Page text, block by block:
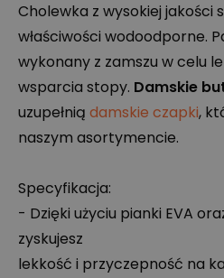
Cholewka z wysokiej jakości
właściwości wodoodporne.
wykonany z zamszu w celu
wsparcia stopy. Damskie
uzupełnią damskie czapki,
naszym asortymencie.
Specyfikacja:
- Dzięki użyciu pianki EVA
zyskujesz
lekkość i przyczepność na